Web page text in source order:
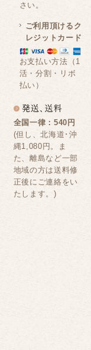
さい。
ご利用頂けるク
レジットカード
お支払い方法（1
活・分割・リボ
払い）
全国一律：540円
(但し、北海道･沖
縄1,080円。ま
た、離島など一部
地域の方は送料修
正後にご連絡をい
たします。)